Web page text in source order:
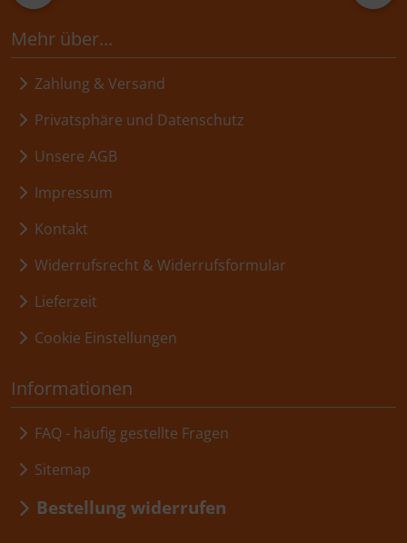
Mehr über...
Zahlung & Versand
Privatsphäre und Datenschutz
Unsere AGB
Impressum
Kontakt
Widerrufsrecht & Widerrufsformular
Lieferzeit
Cookie Einstellungen
Informationen
FAQ - häufig gestellte Fragen
Sitemap
Bestellung widerrufen